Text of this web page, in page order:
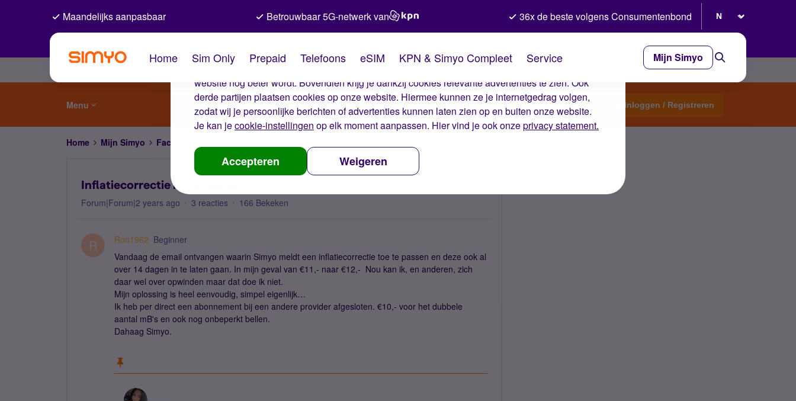
De cookies van Simyo
Wij gebruiken cookies op onze website. Met deze cookies zorgen wij ervoor dat je ervaring op de
website nog beter wordt. Bovendien krijg je dankzij cookies relevante advertenties te zien. Ook
derde partijen plaatsen cookies op onze website. Hiermee kunnen ze je internetgedrag volgen,
zodat wij je persoonlijke berichten of advertenties kunnen laten zien op en buiten onze website.
Je kan jecookie-instellingen op elk moment aanpassen. Hier vind je ook onzeprivacy statement.
Accepteren Weigeren
Maandelijks aanpasbaar Betrouwbaar 5G-netwerk van 36x de beste volgens Consumentenbond
Home Sim Only Prepaid Telefoons eSIM KPN & Simyo Compleet Service Mijn Simyo
Menu Start een topic Inloggen / Registreren
Home Mijn Simyo Factuur en betalen
Inflatiecorrectie nu opgezegd?
Forum|Forum|2 years ago 3 reacties 166 Bekeken
R Ron1962 Beginner
Vandaag de email ontvangen waarin Simyo meldt een inflatiecorrectie toe te passen en deze ook al
over 14 dagen in te laten gaan. In mijn geval van €11,- naar €12,- Nou kan ik, en anderen, zich
daar wel over opwinden maar dat doe ik niet.
Mijn oplossing is heel eenvoudig, simpel eigenlijk…
Ik heb per direct een abonnement bij een andere provider afgesloten. €10,- voor het dubbele
aantal mB's en ook nog onbeperkt bellen.
Dahaag Simyo.